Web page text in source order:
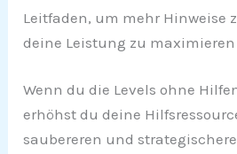
Leitfaden, um mehr Hinweise
deine Leistung zu maximieren
Wenn du die Levels ohne
erhöhst du deine
saubereren und